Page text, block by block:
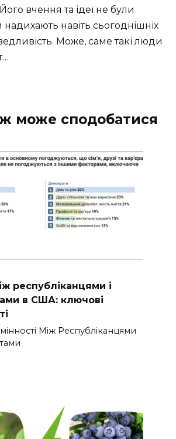
Його вчення та ідеї не були
навіть сьогоднішніх
Може, саме такі люди
може сподобатися
республіканцями і
в США: ключові
Між Республіканцями